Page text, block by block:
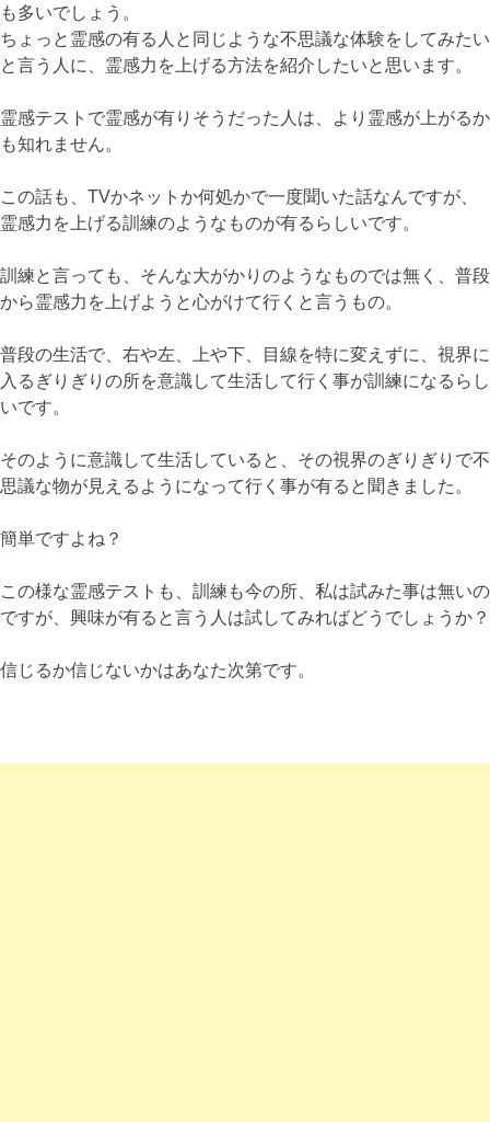
も多いでしょう。
ちょっと霊感の有る人と同じような不思議な体験をしてみたい
と言う人に、霊感力を上げる方法を紹介したいと思います。
霊感テストで霊感が有りそうだった人は、より霊感が上がるか
も知れません。
この話も、TVかネットか何処かで一度聞いた話なんですが、
霊感力を上げる訓練のようなものが有るらしいです。
訓練と言っても、そんな大がかりのようなものでは無く、普段
から霊感力を上げようと心がけて行くと言うもの。
普段の生活で、右や左、上や下、目線を特に変えずに、視界に
入るぎりぎりの所を意識して生活して行く事が訓練になるらし
いです。
そのように意識して生活していると、その視界のぎりぎりで不
思議な物が見えるようになって行く事が有ると聞きました。
簡単ですよね？
この様な霊感テストも、訓練も今の所、私は試みた事は無いの
ですが、興味が有ると言う人は試してみればどうでしょうか？
信じるか信じないかはあなた次第です。